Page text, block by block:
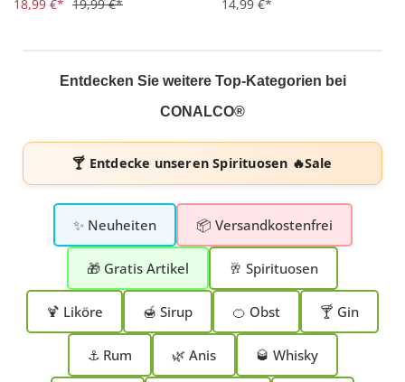
18,99 €* 19,99 €* 14,99 €*
Entdecken Sie weitere Top-Kategorien bei
CONALCO®
🍸 Entdecke unserenSpirituosen 🔥Sale
✨ Neuheiten 📦 Versandkostenfrei
🎁 Gratis Artikel 🥂 Spirituosen
🍹 Liköre 🍯 Sirup 🍊 Obst 🍸 Gin
⚓ Rum 🌿 Anis 🥃 Whisky